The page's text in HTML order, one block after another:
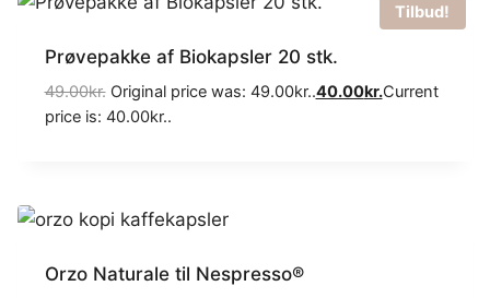
Tilbud!
Prøvepakke af Biokapsler 20 stk.
49.00kr. Original price was: 49.00kr..40.00kr.Current
price is: 40.00kr..
Orzo Naturale til Nespresso®